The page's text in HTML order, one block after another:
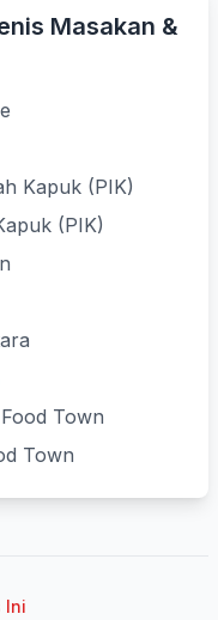
Masakan &
Kapuk (PIK)
(PIK)
Town
Town
Ini